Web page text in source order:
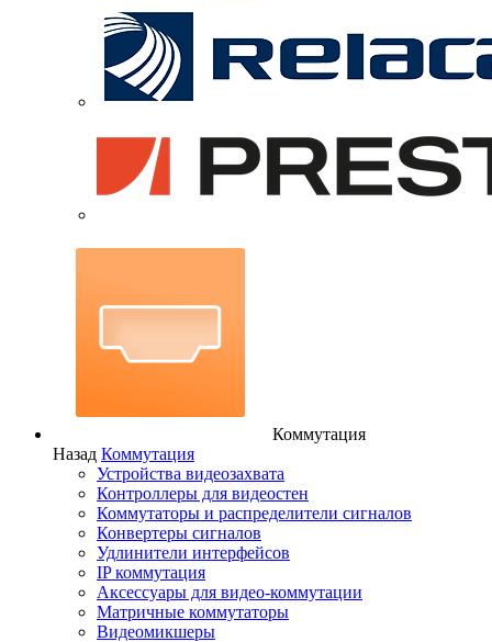
Коммутация
Назад Коммутация
Устройства видеозахвата
Контроллеры для видеостен
Коммутаторы и распределители сигналов
Конвертеры сигналов
Удлинители интерфейсов
IP коммутация
Аксессуары для видео-коммутации
Матричные коммутаторы
Видеомикшеры